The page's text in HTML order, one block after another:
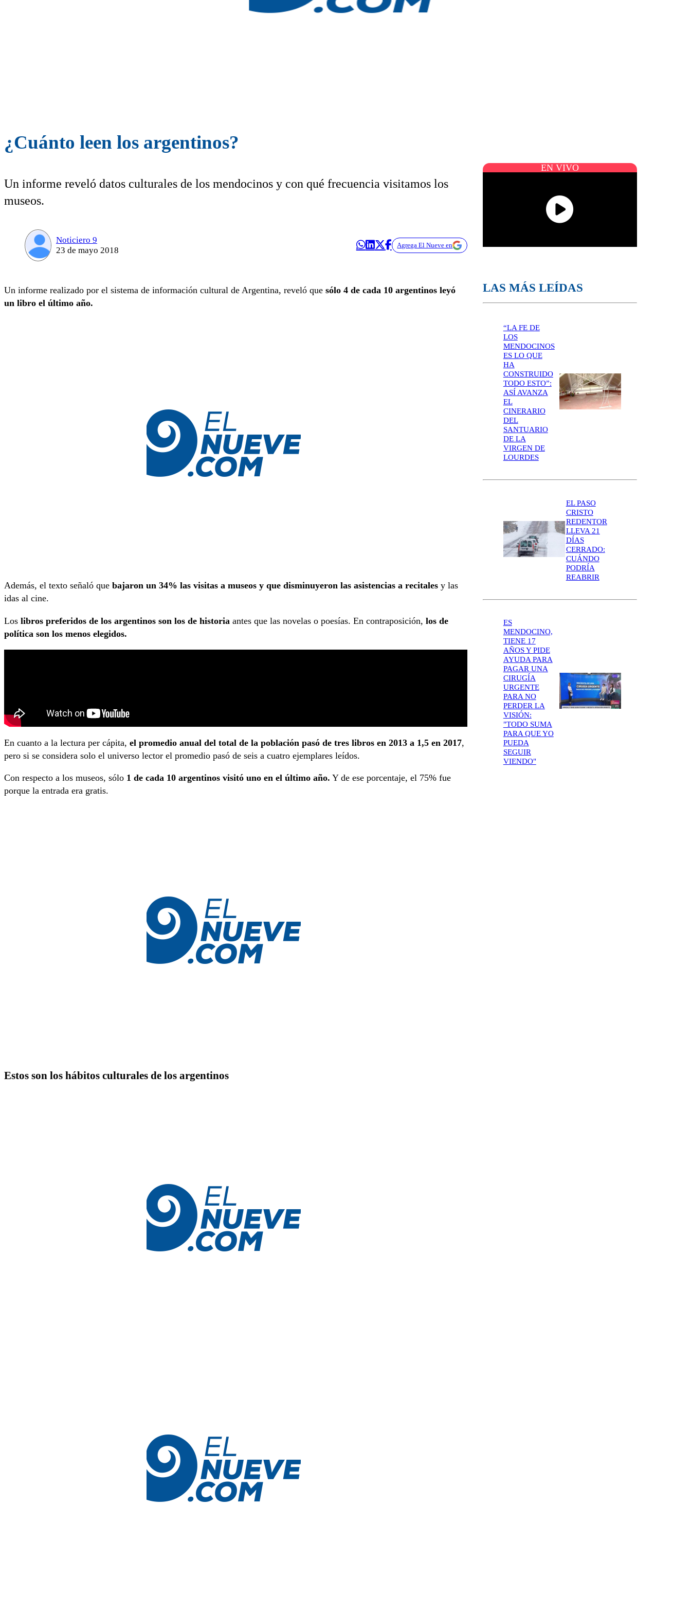
¿Cuánto leen los argentinos?
Un informe reveló datos culturales de los mendocinos y con qué frecuencia visitamos los
museos.
Noticiero 9
23 de mayo 2018
Agrega El Nueve en
Un informe realizado por el sistema de información cultural de Argentina, reveló que sólo 4 de cada 10 argentinos leyó
un libro el último año.
Además, el texto señaló que bajaron un 34% las visitas a museos y que disminuyeron las asistencias a recitales y las
idas al cine.
Los libros preferidos de los argentinos son los de historia antes que las novelas o poesías. En contraposición, los de
política son los menos elegidos.
En cuanto a la lectura per cápita, el promedio anual del total de la población pasó de tres libros en 2013 a 1,5 en 2017,
pero si se considera solo el universo lector el promedio pasó de seis a cuatro ejemplares leídos.
Con respecto a los museos, sólo 1 de cada 10 argentinos visitó uno en el último año. Y de ese porcentaje, el 75% fue
porque la entrada era gratis.
Estos son los hábitos culturales de los argentinos
EN VIVO
LAS MÁS LEÍDAS
“LA FE DE
LOS
MENDOCINOS
ES LO QUE
HA
CONSTRUIDO
TODO ESTO”:
ASÍ AVANZA
EL
CINERARIO
DEL
SANTUARIO
DE LA
VIRGEN DE
LOURDES
EL PASO
CRISTO
REDENTOR
LLEVA 21
DÍAS
CERRADO:
CUÁNDO
PODRÍA
REABRIR
ES
MENDOCINO,
TIENE 17
AÑOS Y PIDE
AYUDA PARA
PAGAR UNA
CIRUGÍA
URGENTE
PARA NO
PERDER LA
VISIÓN:
"TODO SUMA
PARA QUE YO
PUEDA
SEGUIR
VIENDO"